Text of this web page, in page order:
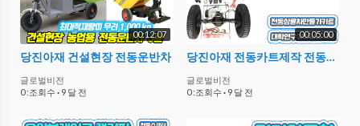
00:12:07
당진아재 건설현장 전동운반차
글로벌비전
0 :조회수 · 9 달 전
00:05:00
당진아재 전동카트제작 전동삼륜차 만들기키트 실험연구실습자재 기술지원
글로벌비전
0 :조회수 · 9 달 전